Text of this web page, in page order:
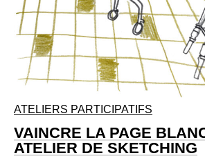
ATELIERS PARTICIPATIFS
VAINCRE LA PAGE
ATELIER DE SKETCHING